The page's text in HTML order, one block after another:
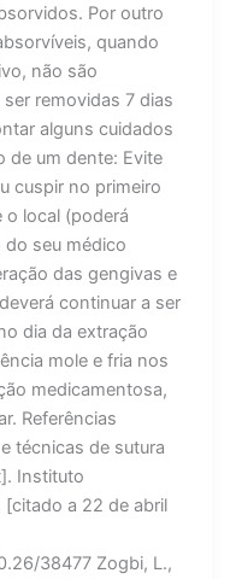
Por outro
quando
não são
removidas 7 dias
alguns cuidados
de um dente: Evite
cuspir no primeiro
o local (poderá
seu médico
das gengivas e
continuar a ser
dia da extração
mole e fria nos
medicamentosa,
Referências
técnicas de sutura
Instituto
[citado a 22 de abril
38477 Zogbi, L.,